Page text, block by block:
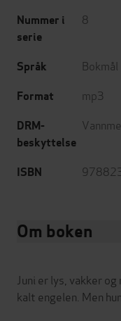
Nummer i
serie
8
Språk Bokmål
Format mp3
DRM-
beskyttelse
ISBN
Om boken
Juni er lys, vakker
kalt engelen. Men